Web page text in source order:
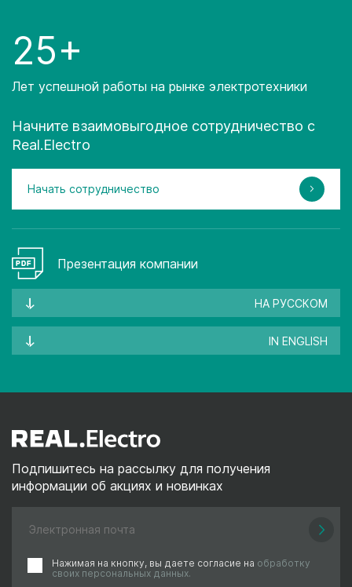
25+
Лет успешной работы на рынке электротехники
Начните взаимовыгодное сотрудничество с
Real.Electro
Начать сотрудничество
Презентация компании
НА РУССКОМ
IN ENGLISH
Подпишитесь на рассылку для получения
информации об акциях и новинках
Нажимая на кнопку, вы даете согласие на обработку
своих персональных данных.